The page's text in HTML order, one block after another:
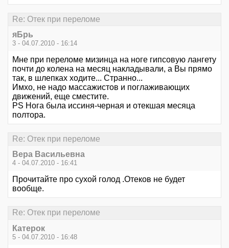
Re: Отек при переломе
яБрь
3 - 04.07.2010 - 16:14
Мне при переломе мизинца на ноге гипсовую лангету
почти до колена на месяц накладывали, а Вы прямо
так, в шлепках ходите... Странно...
Имхо, не надо массажистов и поглаживающих
движений, еще сместите.
PS Нога была иссиня-черная и отекшая месяца
полтора.
Re: Отек при переломе
Вера Васильевна
4 - 04.07.2010 - 16:41
Прочитайте про сухой голод .Отеков не будет
вообще.
Re: Отек при переломе
Катерок
5 - 04.07.2010 - 16:48